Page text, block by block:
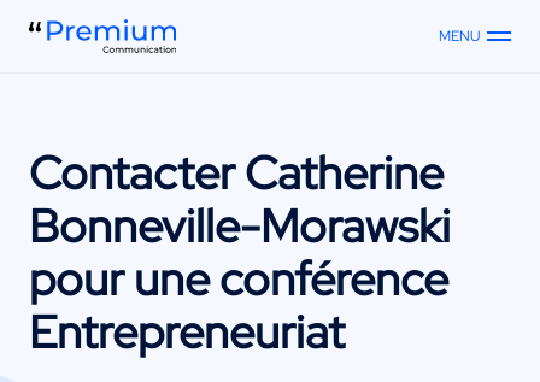
MENU
ContacterCatherine
Bonneville-Morawski
pour une conférence
Entrepreneuriat